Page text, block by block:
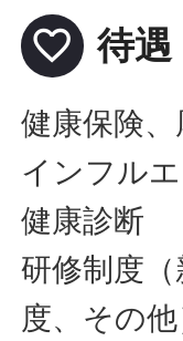
favorite_border 待遇
健康保険
インフル
健康診断
研修制度
度、その他